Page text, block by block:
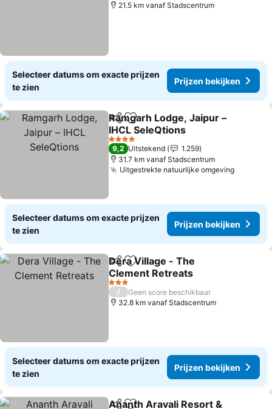
21.5 km vanaf Stadscentrum
Selecteer datums om exacte prijzen
te zien
Prijzen bekijken
DelenToevoegen aan favorieten
Ramgarh Lodge, Jaipur –
IHCL SeleQtions
Prijzen bekijken
4 Sterren
9,2 Uitstekend
1.259
31.7 km vanaf Stadscentrum
Uitgestrekte natuurlijke omgevingPrijzen
Selecteer datums om exacte prijzen
te zien
Prijzen bekijken
DelenToevoegen aan favorieten
Dera Village - The
Clement Retreats
Prijzen bekijken
3 Sterren
/
Geen score beschikbaar
32.8 km vanaf Stadscentrum
Selecteer datums om exacte prijzen
te zien
Prijzen bekijken
Ananth Aravali Resort &